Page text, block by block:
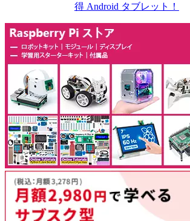
得 Android タブレット！